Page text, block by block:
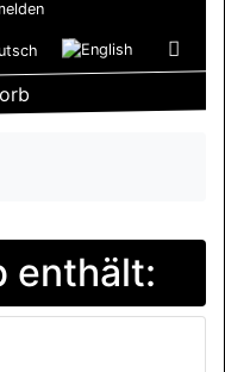
enthält: